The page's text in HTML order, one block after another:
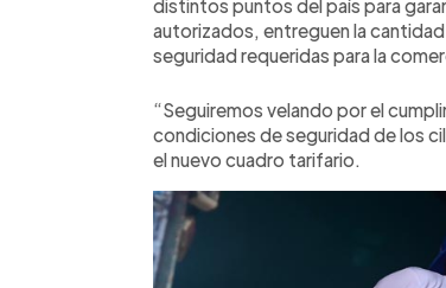
distintos puntos del país para
autorizados, entreguen la
seguridad requeridas para la
“Seguiremos velando por el
condiciones de seguridad de los
el nuevo cuadro tarifario.